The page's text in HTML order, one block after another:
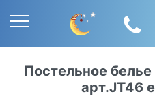
Постельное
арт.JT46